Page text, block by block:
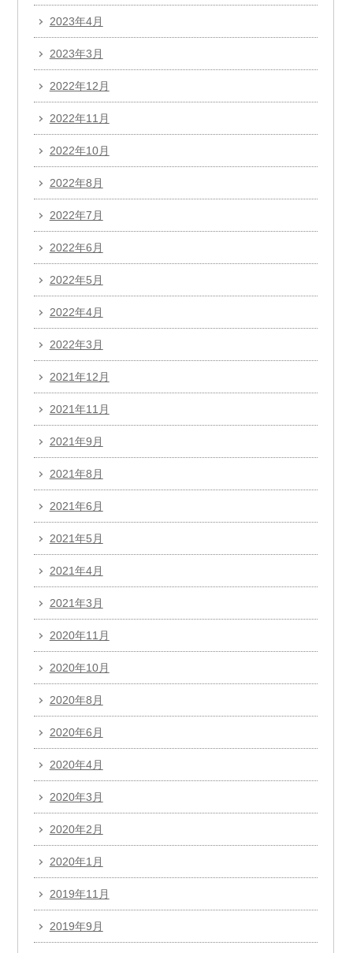
2023年4月
2023年3月
2022年12月
2022年11月
2022年10月
2022年8月
2022年7月
2022年6月
2022年5月
2022年4月
2022年3月
2021年12月
2021年11月
2021年9月
2021年8月
2021年6月
2021年5月
2021年4月
2021年3月
2020年11月
2020年10月
2020年8月
2020年6月
2020年4月
2020年3月
2020年2月
2020年1月
2019年11月
2019年9月